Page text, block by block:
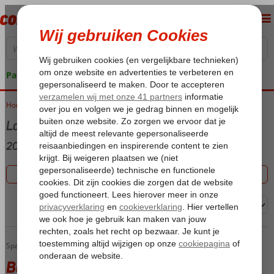
Pakketgarantie
Home Vakantie reizen
Last minute Corralejo
20 aanbiedingen
Filter 20 aanbiedingen
Sorteren op:
Home Canarische Eilanden Fuerteventura Corralejo
Buendia Corralejo Nohotel
Buendia Corralejo Nohotel